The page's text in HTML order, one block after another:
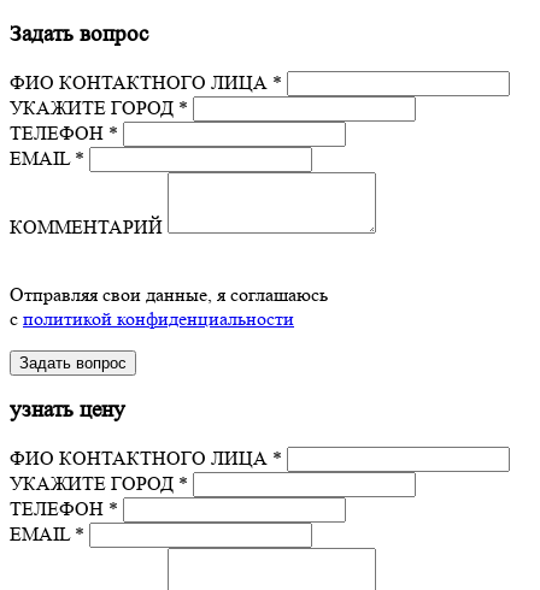
Задать вопрос
ФИО КОНТАКТНОГО ЛИЦА *
УКАЖИТЕ ГОРОД *
ТЕЛЕФОН *
EMAIL *
КОММЕНТАРИЙ
Отправляя свои данные, я соглашаюсь
с политикой конфиденциальности
узнать цену
ФИО КОНТАКТНОГО ЛИЦА *
УКАЖИТЕ ГОРОД *
ТЕЛЕФОН *
EMAIL *